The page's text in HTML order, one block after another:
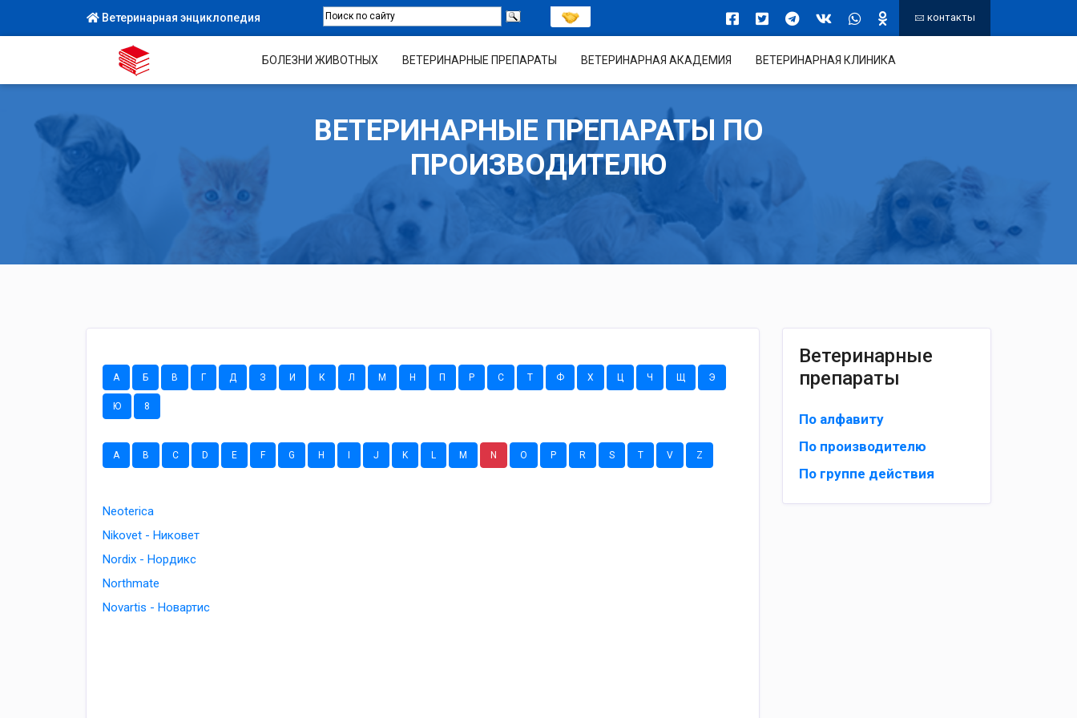
Ветеринарная энциклопедия контакты
БОЛЕЗНИ ЖИВОТНЫХ ВЕТЕРИНАРНЫЕ ПРЕПАРАТЫ ВЕТЕРИНАРНАЯ АКАДЕМИЯ ВЕТЕРИНАРНАЯ КЛИНИКА
ВЕТЕРИНАРНЫЕ ПРЕПАРАТЫ ПО
ПРОИЗВОДИТЕЛЮ
А Б В Г Д З И К Л М Н П Р С Т Ф Х Ц Ч Щ Э
Ю 8
A B C D E F G H J K L M N O P R S T V Z
Neoterica
Nikovet - Никовет
Nordix - Нордикс
Northmate
Novartis - Новартис
Ветеринарные
препараты
По алфавиту
По производителю
По группе действия